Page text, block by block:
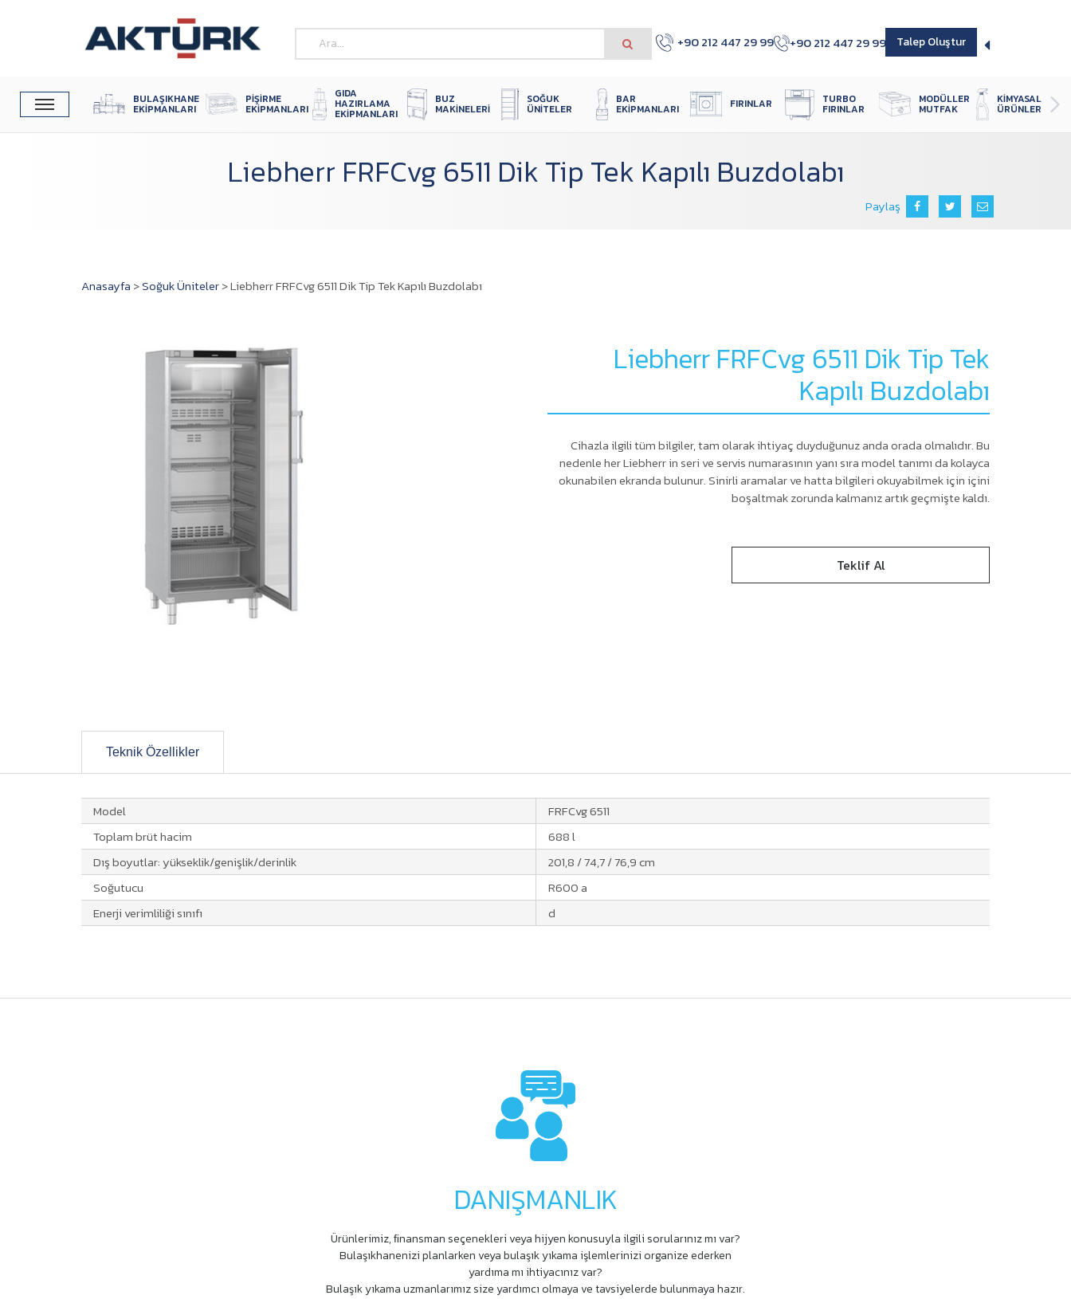
+90 212 447 29 99 +90 212 447 29 99 Talep Oluştur
BULAŞIKHANE
EKIPMANLARI
PIŞIRME
EKIPMANLARI
GIDA
HAZIRLAMA
EKIPMANLARI
BUZ
MAKINELERI
SOĞUK
ÜNITELER
BAR
EKIPMANLARI FIRINLAR TURBO
FIRINLAR
MODÜLLER
MUTFAK
KIMYASAL
ÜRÜNLER
Liebherr FRFCvg 6511 Dik Tip Tek Kapılı Buzdolabı
Paylaş
Anasayfa >Soğuk Üniteler>Liebherr FRFCvg 6511 Dik Tip Tek Kapılı Buzdolabı
Liebherr FRFCvg 6511 Dik Tip Tek
Kapılı Buzdolabı
Cihazla ilgili tüm bilgiler, tam olarak ihtiyaç duyduğunuz anda orada olmalıdır. Bu
nedenle her Liebherr in seri ve servis numarasının yanı sıra model tanımı da kolayca
okunabilen ekranda bulunur. Sinirli aramalar ve hatta bilgileri okuyabilmek için içini
boşaltmak zorunda kalmanız artık geçmişte kaldı.
Teklif Al
Teknik Özellikler
Model
FRFCvg 6511
Toplam brüt hacim
688 l
Dış boyutlar: yükseklik/genişlik/derinlik
201,8 / 74,7 / 76,9 cm
Soğutucu
R600 a
Enerji verimliliği sınıfı
d
DANIŞMANLIK
Ürünlerimiz, ﬁnansman seçenekleri veya hijyen konusuyla ilgili sorularınız mı var?
Bulaşıkhanenizi planlarken veya bulaşık yıkama işlemlerinizi organize ederken
yardıma mı ihtiyacınız var?
Bulaşık yıkama uzmanlarımız size yardımcı olmaya ve tavsiyelerde bulunmaya hazır.